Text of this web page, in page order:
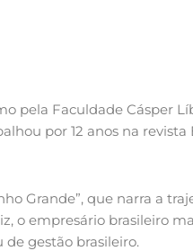
pela Faculdade Cásper
por 12 anos na
Grande”, que narra a
o empresário brasileiro
gestão brasileiro.